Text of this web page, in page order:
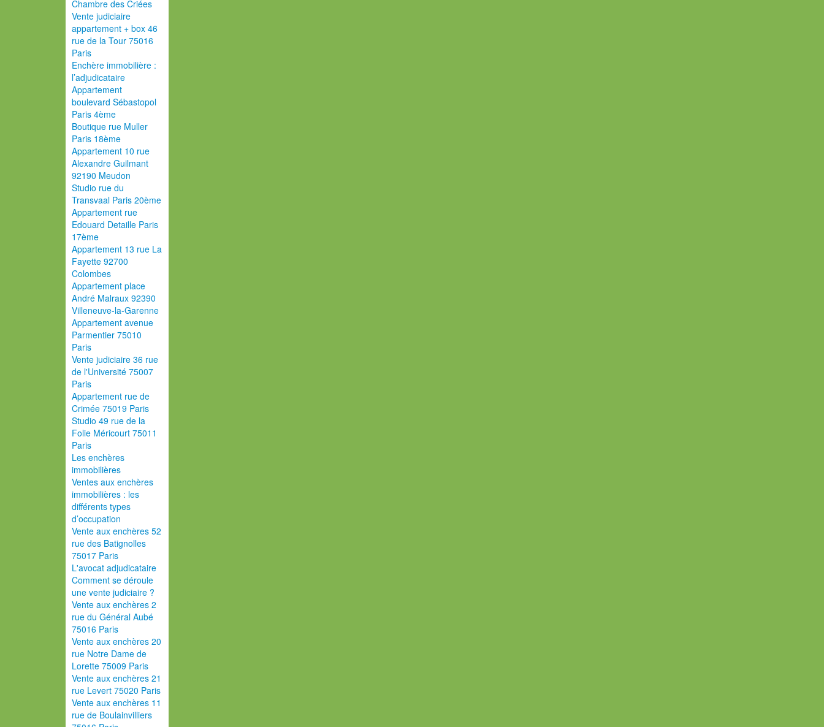
Chambre des Criées
Vente judiciaire
appartement + box 46
rue de la Tour 75016
Paris
Enchère immobilière :
l’adjudicataire
Appartement
boulevard Sébastopol
Paris 4ème
Boutique rue Muller
Paris 18ème
Appartement 10 rue
Alexandre Guilmant
92190 Meudon
Studio rue du
Transvaal Paris 20ème
Appartement rue
Edouard Detaille Paris
17ème
Appartement 13 rue La
Fayette 92700
Colombes
Appartement place
André Malraux 92390
Villeneuve-la-Garenne
Appartement avenue
Parmentier 75010
Paris
Vente judiciaire 36 rue
de l'Université 75007
Paris
Appartement rue de
Crimée 75019 Paris
Studio 49 rue de la
Folie Méricourt 75011
Paris
Les enchères
immobilières
Ventes aux enchères
immobilières : les
différents types
d’occupation
Vente aux enchères 52
rue des Batignolles
75017 Paris
L'avocat adjudicataire
Comment se déroule
une vente judiciaire ?
Vente aux enchères 2
rue du Général Aubé
75016 Paris
Vente aux enchères 20
rue Notre Dame de
Lorette 75009 Paris
Vente aux enchères 21
rue Levert 75020 Paris
Vente aux enchères 11
rue de Boulainvilliers